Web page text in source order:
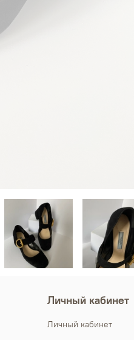
Личный кабинет
Личный кабинет